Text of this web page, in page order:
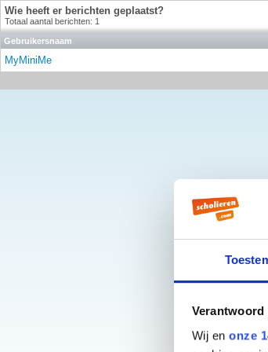
Verantwoord
Wij en onze
Wie heeft er berichten geplaatst?
Totaal aantal berichten: 1
Gebruikersnaam
MyMiniMe